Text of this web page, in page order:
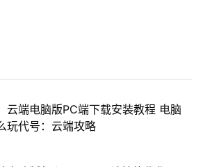
云端电脑版PC端下载安装教程 电脑
玩代号：云端攻略